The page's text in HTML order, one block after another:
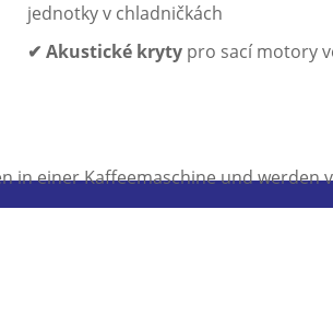
jednotky v chladničkách
✔ Akustické kryty pro sací motory